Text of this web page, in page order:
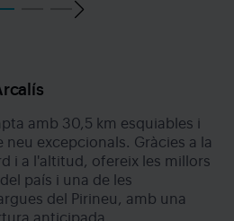
amb 30,5 km esquiables i
excepcionals. Gràcies a la
i a l'altitud, ofereix les millors
país i una de les
del Pirineu, amb una